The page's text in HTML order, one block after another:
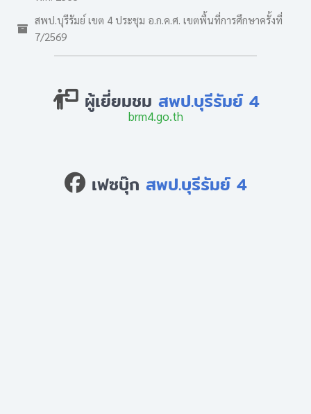
สพป.บุรีรัมย์ เขต 4 ประชุม อ.ก.ค.ศ. เขตพื้นที่การศึกษาครั้งที่
7/2569
ผู้เยี่ยมชม สพป.บุรีรัมย์ 4
brm4.go.th
เฟซบุ๊ก สพป.บุรีรัมย์ 4